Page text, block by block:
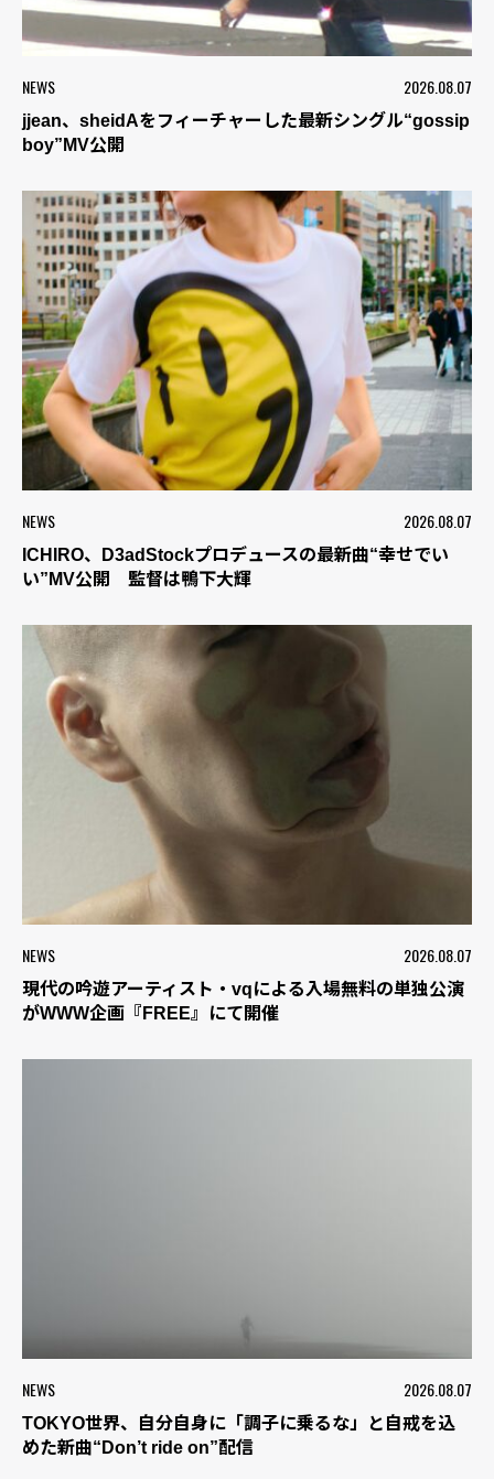
NEWS 2026.08.07
jjean、sheidAをフィーチャーした最新シングル“gossip
boy”MV公開
NEWS 2026.08.07
ICHIRO、D3adStockプロデュースの最新曲“幸せでい
い”MV公開 監督は鴨下大輝
NEWS 2026.08.07
現代の吟遊アーティスト・vqによる入場無料の単独公演
がWWW企画『FREE』にて開催
NEWS 2026.08.07
TOKYO世界、自分自身に「調子に乗るな」と自戒を込
めた新曲“Don’t ride on”配信